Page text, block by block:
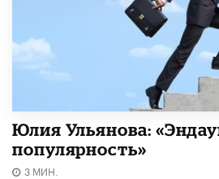
Юлия Ульянова:
популярность»
3 МИН.